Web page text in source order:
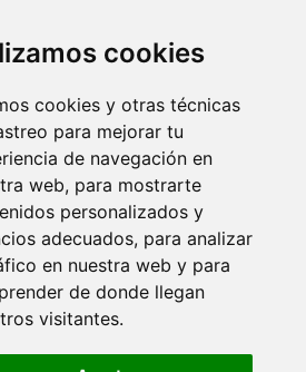
cookies
cookies y otras técnicas
para mejorar tu
de navegación en
web, para mostrarte
personalizados y
adecuados, para analizar
en nuestra web y para
de donde llegan
visitantes.
cookies preferences
© 2025 yankis.es